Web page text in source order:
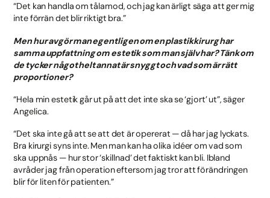
“Det kan handla om tålamod, och jag kan ärligt säga att ger mig
inte förrän det blir riktigt bra.”
Men hur avgör man egentligen om en plastikkirurg har
samma uppfattning om estetik som man själv har? Tänk om
de tycker något helt annat är snyggt och vad som är rätt
proportioner?
“Hela min estetik går ut på att det inte ska se ‘gjort’ ut”, säger
Angelica.
“Det ska inte gå att se att det är opererat — då har jag lyckats.
Bra kirurgi syns inte. Men man kan ha olika idéer om vad som
ska uppnås — hur stor ‘skillnad’ det faktiskt kan bli. Ibland
avråder jag från operation eftersom jag tror att förändringen
blir för liten för patienten.”